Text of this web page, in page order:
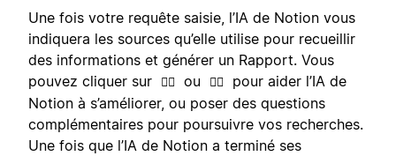
Une fois votre requête saisie, l’IA de Notion vous
indiquera les sources qu’elle utilise pour recueillir
des informations et générer un Rapport. Vous
pouvez cliquer sur
👍🏼 ou 👎🏼
pour aider l’IA de
Notion à s’améliorer, ou poser des questions
complémentaires pour poursuivre vos recherches.
Une fois que l’IA de Notion a terminé ses